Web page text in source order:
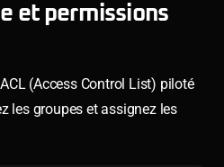
et permissions
(Access Control List) piloté
les groupes et assignez les